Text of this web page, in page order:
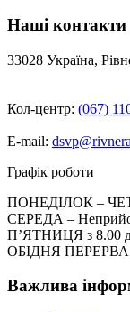
Наші контакти
33028 Україна,
Кол-центр: (067)
E-mail:
Графік роботи
ПОНЕДІЛОК –
СЕРЕДА –
П’ЯТНИЦЯ з 8.00
ОБІДНЯ ПЕРЕРВА
Важлива